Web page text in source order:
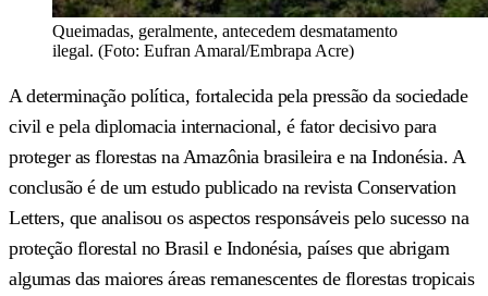
Queimadas, geralmente, antecedem desmatamento
ilegal. (Foto: Eufran Amaral/Embrapa Acre)
A determinação política, fortalecida pela pressão da sociedade
civil e pela diplomacia internacional, é fator decisivo para
proteger as florestas na Amazônia brasileira e na Indonésia. A
conclusão é de um estudo publicado na revista Conservation
Letters, que analisou os aspectos responsáveis pelo sucesso na
proteção florestal no Brasil e Indonésia, países que abrigam
algumas das maiores áreas remanescentes de florestas tropicais